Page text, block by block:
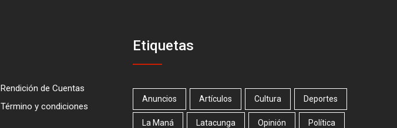
Rendición de Cuentas
Término y condiciones
Etiquetas
Anuncios Artículos Cultura Deportes
La Maná Latacunga Opinión Política